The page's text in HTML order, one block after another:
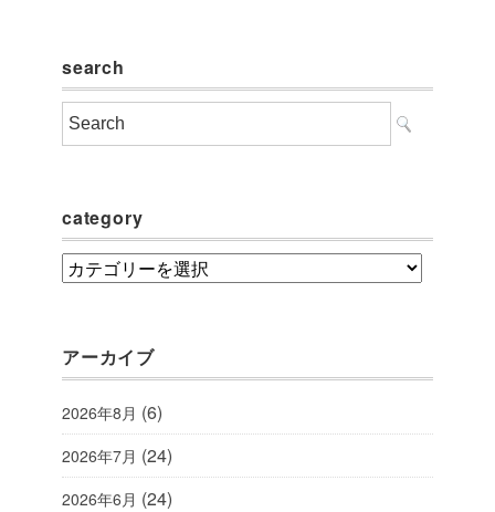
search
category
category
アーカイブ
2026年8月 (6)
2026年7月 (24)
2026年6月 (24)